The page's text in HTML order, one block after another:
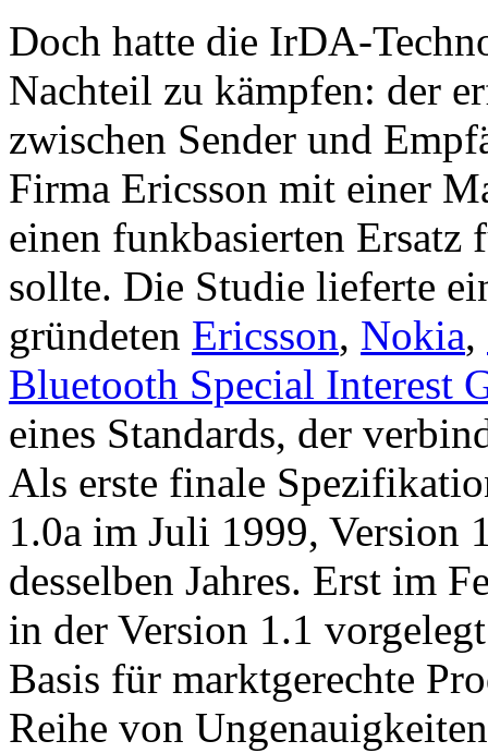
Doch hatte die IrDA-
Nachteil zu kämpfen: der
zwischen Sender und
Firma Ericsson mit einer
einen funkbasierten
sollte. Die Studie lieferte
gründeten Ericsson, Nokia,
Bluetooth Special Interest
eines Standards, der
Als erste finale
1.0a im Juli 1999, Version
desselben Jahres. Erst im
in der Version 1.1
Basis für marktgerechte
Reihe von